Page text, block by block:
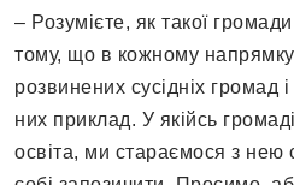
– Розумієте, як такої
тому, що в кожному
розвинених сусідніх громад
них приклад. У якійсь
освіта, ми стараємося з нею